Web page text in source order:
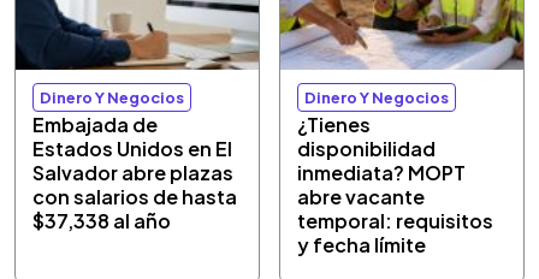
Dinero Y Negocios
Embajada de
Estados Unidos en El
Salvador abre plazas
con salarios de hasta
$37,338 al año
Dinero Y Negocios
¿Tienes
disponibilidad
inmediata? MOPT
abre vacante
temporal: requisitos
y fecha límite